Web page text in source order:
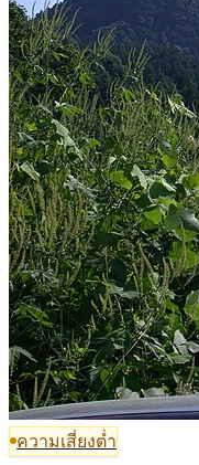
ความเสี่ยงต่ำ